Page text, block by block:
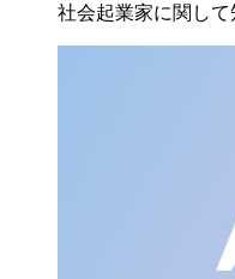
社会起業家に関し